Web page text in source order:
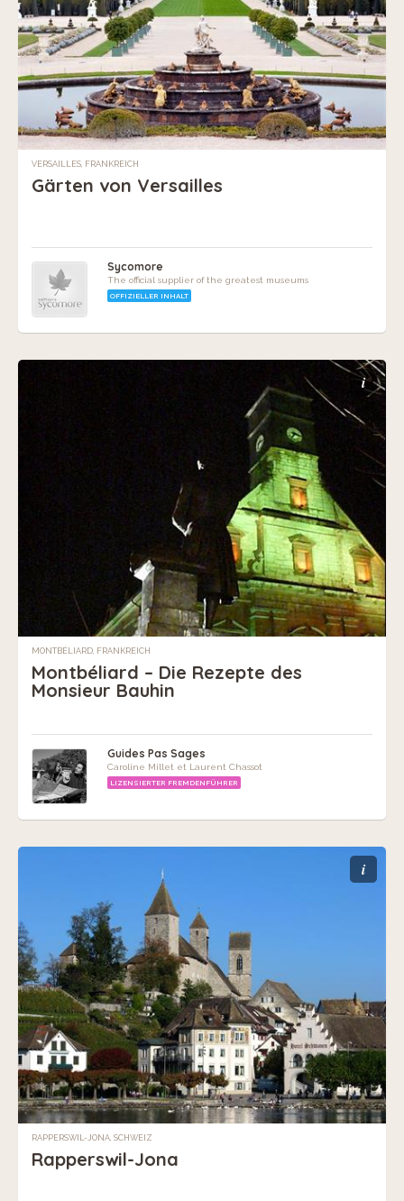
VERSAILLES, FRANKREICH
Gärten von Versailles
Sycomore
The official supplier of the greatest museums
OFFIZIELLER INHALT
i
MONTBÉLIARD, FRANKREICH
Montbéliard – Die Rezepte des
Monsieur Bauhin
Guides Pas Sages
Caroline Millet et Laurent Chassot
LIZENSIERTER FREMDENFÜHRER
i
RAPPERSWIL-JONA, SCHWEIZ
Rapperswil-Jona